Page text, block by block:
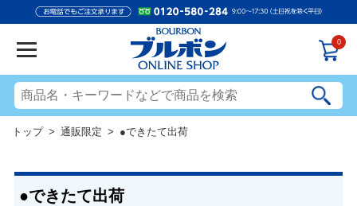
0
トップ> 通販限定 > ●できたて出荷
●できたて出荷